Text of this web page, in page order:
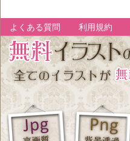
よくある質問 利用規約